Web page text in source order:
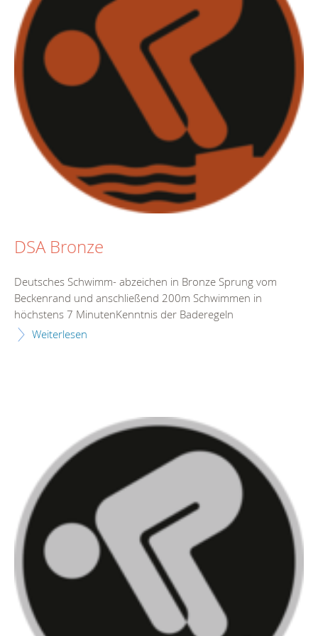
DSA Bronze
Deutsches Schwimm- abzeichen in Bronze Sprung vom
Beckenrand und anschließend 200m Schwimmen in
höchstens 7 MinutenKenntnis der Baderegeln
Weiterlesen